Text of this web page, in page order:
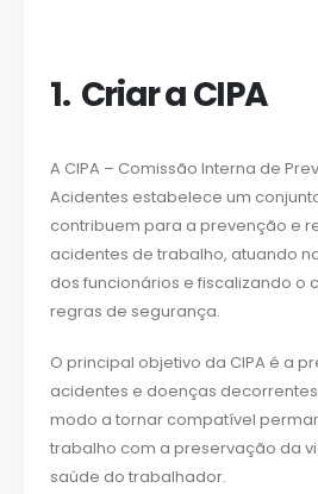
1. Criar a CIPA
A CIPA – Comissão Interna de
Acidentes estabelece um
contribuem para a prevenção e
acidentes de trabalho, atuando
dos funcionários e fiscalizando o
regras de segurança.
O principal objetivo da CIPA é a
acidentes e doenças
modo a tornar compatível
trabalho com a preservação da
saúde do trabalhador.